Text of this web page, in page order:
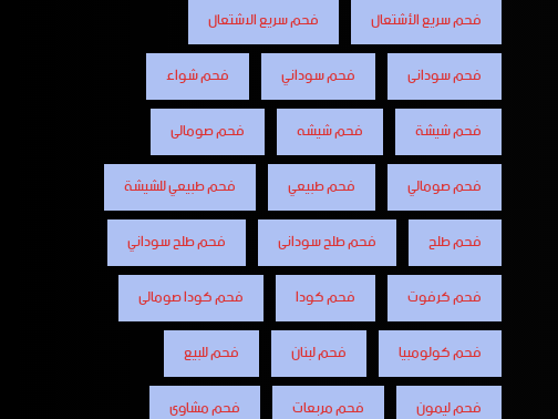
فحم سريع الأشتعال
فحم سريع الاشتعال
فحم سودانى
فحم سوداني
فحم شواء
فحم شيشة
فحم شيشه
فحم صومالى
فحم صومالي
فحم طبيعي
فحم طبيعي للشيشة
فحم طلح
فحم طلح سودانى
فحم طلح سوداني
فحم كرفوت
فحم كودا
فحم كودا صومالى
فحم كولومبيا
فحم لبنان
فحم للبيع
فحم ليمون
فحم مربعات
فحم مشاوى